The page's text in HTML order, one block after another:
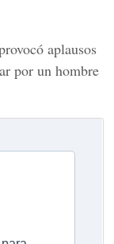
aplausos
por un hombre